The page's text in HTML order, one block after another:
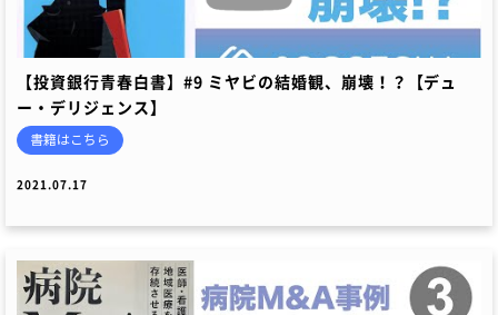
【投資銀行青春白書】#9 ミヤビの結婚観、崩壊！？【デュ
ー・デリジェンス】
書籍はこちら
2021.07.17